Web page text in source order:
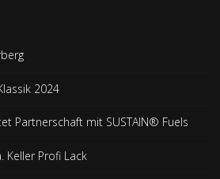
2024
Partnerschaft mit SUSTAIN® Fuels
Keller Profi Lack